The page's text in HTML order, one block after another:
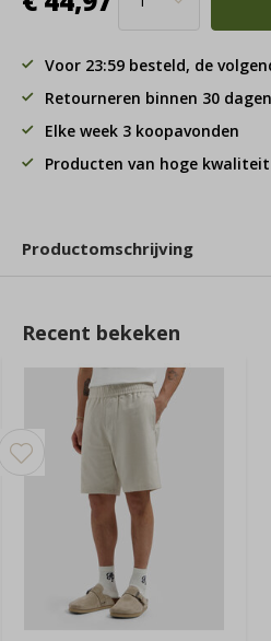
Voor 23:59 besteld, de
Retourneren binnen 30
Elke week 3 koopavonden
Producten van hoge kwaliteit
Productomschrijving
Recent bekeken